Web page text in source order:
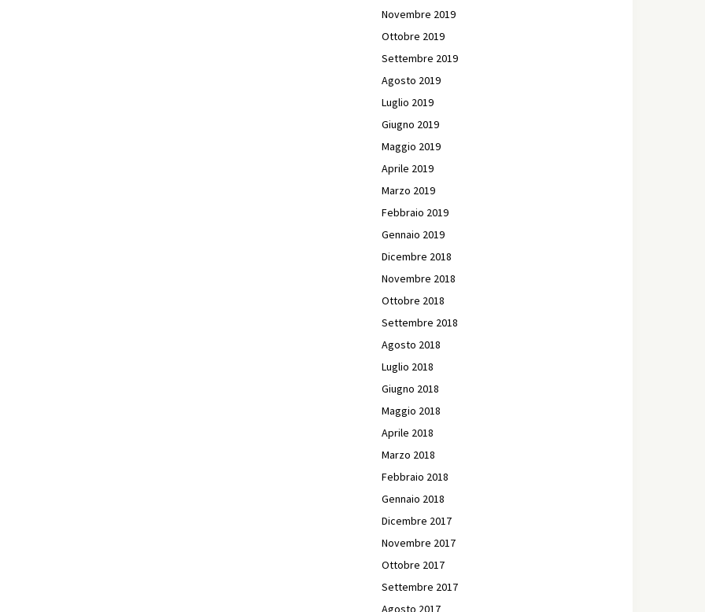
Novembre 2019
Ottobre 2019
Settembre 2019
Agosto 2019
Luglio 2019
Giugno 2019
Maggio 2019
Aprile 2019
Marzo 2019
Febbraio 2019
Gennaio 2019
Dicembre 2018
Novembre 2018
Ottobre 2018
Settembre 2018
Agosto 2018
Luglio 2018
Giugno 2018
Maggio 2018
Aprile 2018
Marzo 2018
Febbraio 2018
Gennaio 2018
Dicembre 2017
Novembre 2017
Ottobre 2017
Settembre 2017
Agosto 2017